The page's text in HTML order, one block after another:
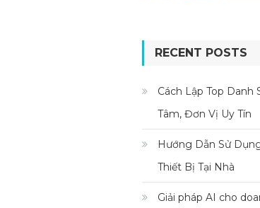
RECENT POSTS
Cách Lập Top Danh
Tâm, Đơn Vị Uy Tín
Hướng Dẫn Sử
Thiết Bị Tại Nhà
Giải pháp AI cho